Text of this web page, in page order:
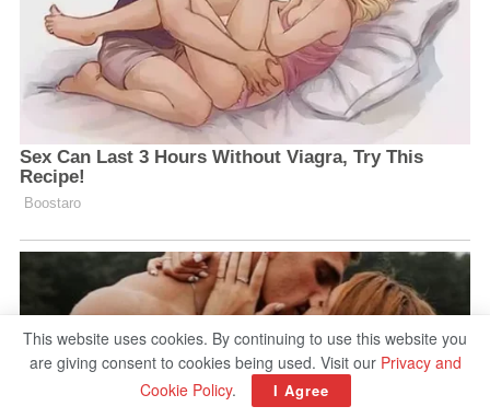
This website uses cookies. By continuing to use this website you
are giving consent to cookies being used. Visit our Privacy and
Cookie Policy. I Agree